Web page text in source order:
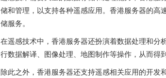
储和管理，以支持各种遥感应用。 香港服务器的高
储服务。
在遥感技术中，香港服务器还扮演着数据处理和分
行数据解译、图像处理、地图制作等操作，从而得
除此之外，香港服务器还支持遥感相关应用的开